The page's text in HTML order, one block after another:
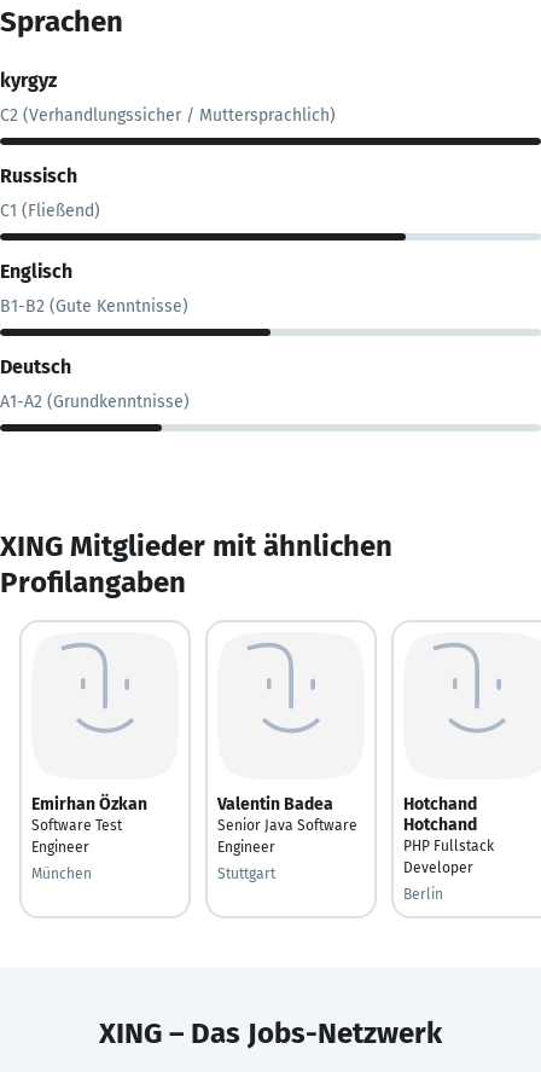
Sprachen
kyrgyz
C2 (Verhandlungssicher / Muttersprachlich)
Russisch
C1 (Fließend)
Englisch
B1-B2 (Gute Kenntnisse)
Deutsch
A1-A2 (Grundkenntnisse)
XING Mitglieder mit ähnlichen
Profilangaben
Emirhan Özkan
Software Test
Engineer
München
Valentin Badea
Senior Java Software
Engineer
Stuttgart
Hotchand
Hotchand
PHP Fullstack
Developer
Berlin
XING – Das Jobs-Netzwerk